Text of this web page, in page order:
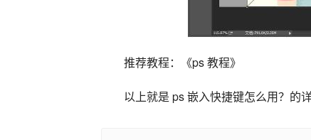
推荐教程：《ps 教程》
以上就是 ps 嵌入快捷键怎么用？的